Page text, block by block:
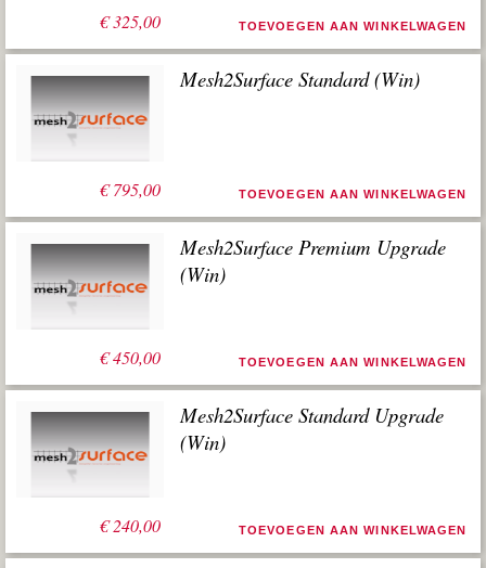
€325,00 TOEVOEGEN AAN WINKELWAGEN
€795,00
Mesh2Surface Standard (Win)
TOEVOEGEN AAN WINKELWAGEN
€450,00
Mesh2Surface Premium Upgrade
(Win)
TOEVOEGEN AAN WINKELWAGEN
€240,00
Mesh2Surface Standard Upgrade
(Win)
TOEVOEGEN AAN WINKELWAGEN